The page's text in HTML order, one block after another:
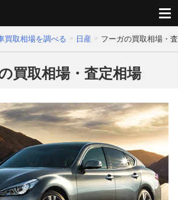
買取相場を調べる 日産 フーガの買取相場・
買取相場・査定相場